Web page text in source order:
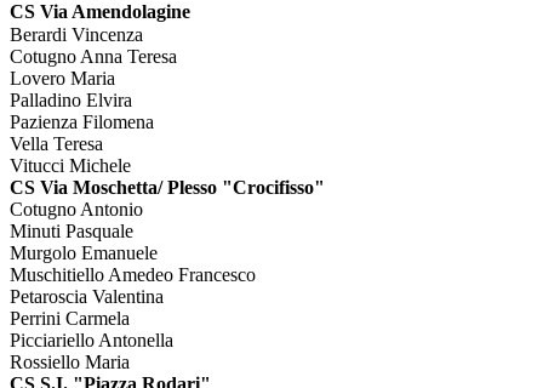
CS Via Amendolagine
Berardi Vincenza
Cotugno Anna Teresa
Lovero Maria
Palladino Elvira
Pazienza Filomena
Vella Teresa
Vitucci Michele
CS Via Moschetta/ Plesso "Crocifisso"
Cotugno Antonio
Minuti Pasquale
Murgolo Emanuele
Muschitiello Amedeo Francesco
Petaroscia Valentina
Perrini Carmela
Picciariello Antonella
Rossiello Maria